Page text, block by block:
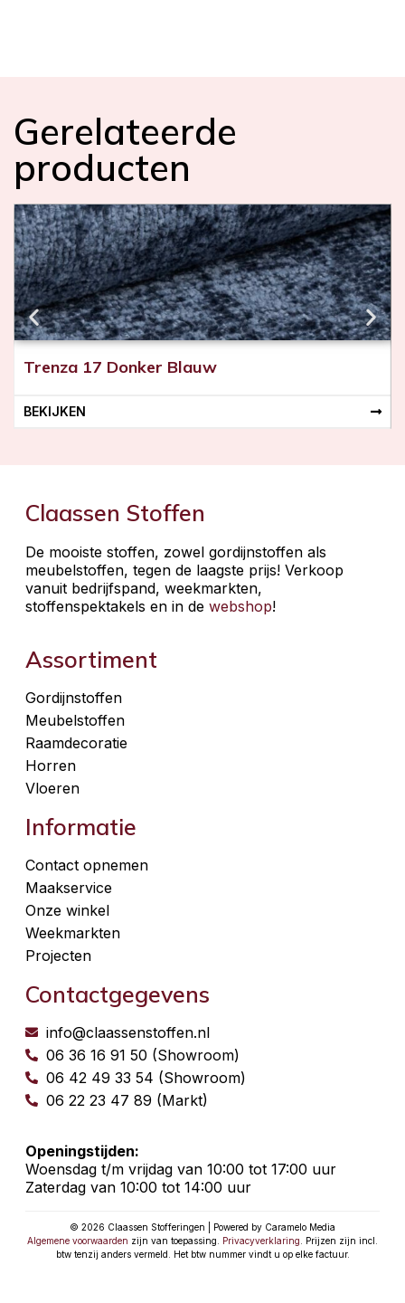
c
m
)
Gerelateerde
producten
Trenza 17 Donker Blauw
BEKIJKEN
Claassen Stoffen
De mooiste stoffen, zowel gordijnstoffen als
meubelstoffen, tegen de laagste prijs! Verkoop
vanuit bedrijfspand, weekmarkten,
stoffenspektakels en in de webshop!
Assortiment
Gordijnstoffen
Meubelstoffen
Raamdecoratie
Horren
Vloeren
Informatie
Contact opnemen
Maakservice
Onze winkel
Weekmarkten
Projecten
Contactgegevens
info@claassenstoffen.nl
06 36 16 91 50 (Showroom)
06 42 49 33 54 (Showroom)
06 22 23 47 89 (Markt)
Openingstijden:
Woensdag t/m vrijdag van 10:00 tot 17:00 uur
Zaterdag van 10:00 tot 14:00 uur
© 2026 Claassen Stofferingen | Powered by Caramelo Media
Algemene voorwaarden zijn van toepassing. Privacyverklaring . Prijzen zijn incl.
btw tenzij anders vermeld. Het btw nummer vindt u op elke factuur.